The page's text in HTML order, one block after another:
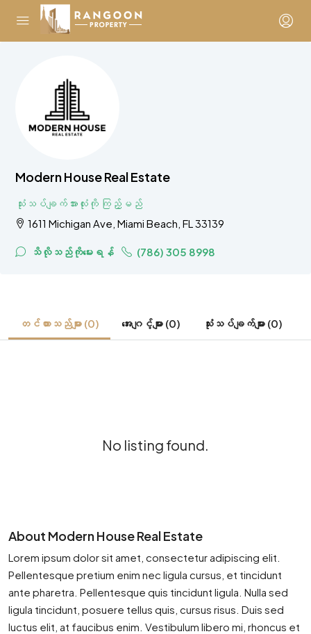
Modern House Real Estate
သုံးသပ်ချက်အားလုံးကို ကြည့်မည်
1611 Michigan Ave, Miami Beach, FL 33139
သိလိုသည်ကိုမေးရန် (786) 305 8998
တင်ထားသည်များ (0) အေးဂျင့်များ (0) သုံးသပ်ချက်များ (0)
No listing found.
About Modern House Real Estate
Lorem ipsum dolor sit amet, consectetur adipiscing elit.
Pellentesque pretium enim nec ligula cursus, et tincidunt
ante pharetra. Pellentesque quis tincidunt ligula. Nulla sed
ligula tincidunt, posuere tellus quis, cursus risus. Duis sed
luctus elit, at faucibus enim. Vestibulum libero mi, rhoncus et